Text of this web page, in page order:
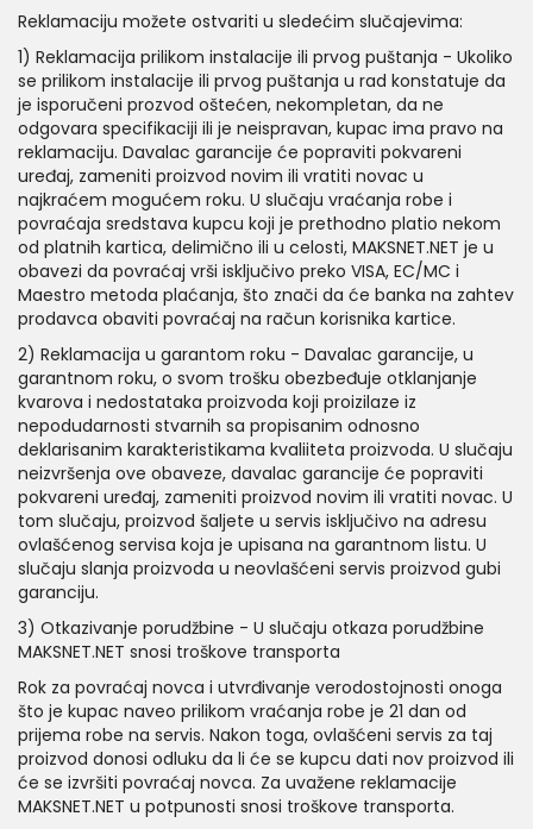
Reklamaciju možete ostvariti u sledećim slučajevima:
1) Reklamacija prilikom instalacije ili prvog puštanja - Ukoliko
se prilikom instalacije ili prvog puštanja u rad konstatuje da
je isporučeni prozvod oštećen, nekompletan, da ne
odgovara specifikaciji ili je neispravan, kupac ima pravo na
reklamaciju. Davalac garancije će popraviti pokvareni
uređaj, zameniti proizvod novim ili vratiti novac u
najkraćem mogućem roku. U slučaju vraćanja robe i
povraćaja sredstava kupcu koji je prethodno platio nekom
od platnih kartica, delimično ili u celosti, MAKSNET.NET je u
obavezi da povraćaj vrši isključivo preko VISA, EC/MC i
Maestro metoda plaćanja, što znači da će banka na zahtev
prodavca obaviti povraćaj na račun korisnika kartice.
2) Reklamacija u garantom roku - Davalac garancije, u
garantnom roku, o svom trošku obezbeđuje otklanjanje
kvarova i nedostataka proizvoda koji proizilaze iz
nepodudarnosti stvarnih sa propisanim odnosno
deklarisanim karakteristikama kvaliiteta proizvoda. U slučaju
neizvršenja ove obaveze, davalac garancije će popraviti
pokvareni uređaj, zameniti proizvod novim ili vratiti novac. U
tom slučaju, proizvod šaljete u servis isključivo na adresu
ovlašćenog servisa koja je upisana na garantnom listu. U
slučaju slanja proizvoda u neovlašćeni servis proizvod gubi
garanciju.
3) Otkazivanje porudžbine - U slučaju otkaza porudžbine
MAKSNET.NET snosi troškove transporta
Rok za povraćaj novca i utvrđivanje verodostojnosti onoga
što je kupac naveo prilikom vraćanja robe je 21 dan od
prijema robe na servis. Nakon toga, ovlašćeni servis za taj
proizvod donosi odluku da li će se kupcu dati nov proizvod ili
će se izvršiti povraćaj novca. Za uvažene reklamacije
MAKSNET.NET u potpunosti snosi troškove transporta.